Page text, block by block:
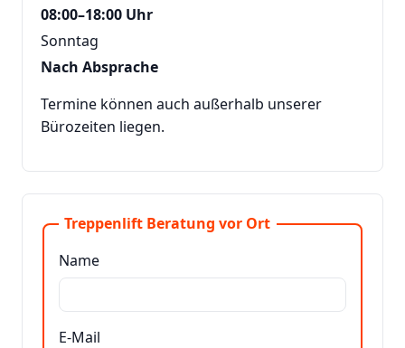
08:00–18:00 Uhr
Sonntag
Nach Absprache
Termine können auch außerhalb unserer
Bürozeiten liegen.
Treppenlift Beratung vor Ort
Name
E-Mail